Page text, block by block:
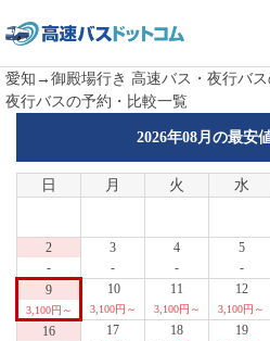
愛知→御殿場行き 高速バス・夜行バス
夜行バスの予約・比較一覧
2026年08月の最安
日 月 火 水
2
-
3
-
4
-
5
-
9
3,100円～
10
3,100円～
11
3,100円～
12
3,100円～
16 17 18 19